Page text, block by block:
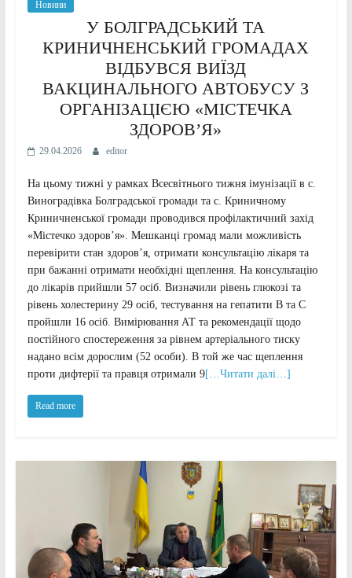
Новини
У БОЛГРАДСЬКИЙ ТА
КРИНИЧНЕНСЬКИЙ ГРОМАДАХ
ВІДБУВСЯ ВИЇЗД
ВАКЦИНАЛЬНОГО АВТОБУСУ З
ОРГАНІЗАЦІЄЮ «МІСТЕЧКА
ЗДОРОВ’Я»
29.04.2026 editor
На цьому тижні у рамках Всесвітнього тижня імунізації в с.
Виноградівка Болградської громади та с. Криничному
Криничненської громади проводився профілактичний захід
«Містечко здоров’я». Мешканці громад мали можливість
перевірити стан здоров’я, отримати консультацію лікаря та
при бажанні отримати необхідні щеплення. На консультацію
до лікарів прийшли 57 осіб. Визначили рівень глюкозі та
рівень холестерину 29 осіб, тестування на гепатити В та С
пройшли 16 осіб. Вимірювання АТ та рекомендації щодо
постійного спостереження за рівнем артеріального тиску
надано всім дорослим (52 особи). В той же час щеплення
проти дифтерії та правця отримали 9[…Читати далі…]
Read more